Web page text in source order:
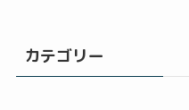
カテゴリー